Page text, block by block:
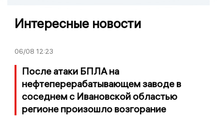
Интересные новости
06/08 12:23
После атаки БПЛА на
нефтеперерабатывающем заводе в
соседнем с Ивановской областью
регионе произошло возгорание